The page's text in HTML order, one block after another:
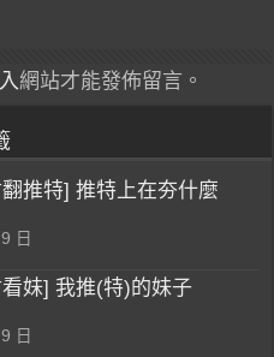
網站才能發佈留言。
推特] 推特上在夯什麼
日
妹] 我推(特)的妹子
日